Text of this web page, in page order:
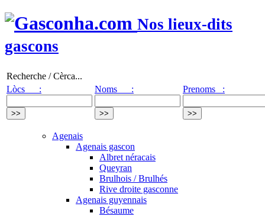
Nos lieux-dits
gascons
Recherche / Cèrca...
Lòcs :
Noms : Prenoms :
Agenais
Agenais gascon
Albret néracais
Queyran
Brulhois / Brulhés
Rive droite gasconne
Agenais guyennais
Bésaume